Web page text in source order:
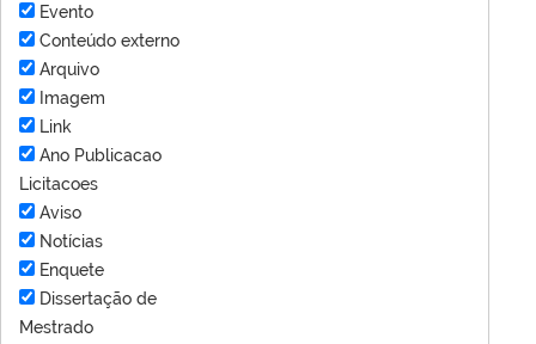
Evento
Conteúdo externo
Arquivo
Imagem
Link
Ano Publicacao
Licitacoes
Aviso
Notícias
Enquete
Dissertação de
Mestrado